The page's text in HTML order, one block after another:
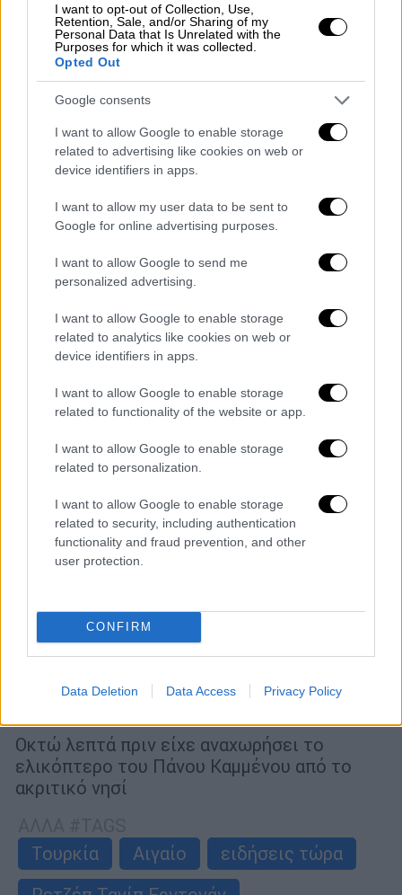
I want to opt-out of Collection, Use,
Retention, Sale, and/or Sharing of my
Personal Data that Is Unrelated with the
Purposes for which it was collected.
Opted Out
Google consents
I want to allow Google to enable storage
related to advertising like cookies on web or
device identifiers in apps.
I want to allow my user data to be sent to
Google for online advertising purposes.
I want to allow Google to send me
personalized advertising.
I want to allow Google to enable storage
related to analytics like cookies on web or
device identifiers in apps.
I want to allow Google to enable storage
related to functionality of the website or app.
I want to allow Google to enable storage
related to personalization.
I want to allow Google to enable storage
related to security, including authentication
functionality and fraud prevention, and other
user protection.
CONFIRM
Data Deletion Data Access Privacy Policy
Ελλάδα|20.12.2018 15:02
Προκαλούν οι Τούρκοι: Συνεχίζονται οι
παραβιάσεις πάνω από τη Μεγίστη
Μετά τις υπερπτήσεις σε Μεγίστη, Ρω,
Οινούσσες και Παναγιά, πραγματοποίησαν εκ
νέου για τρίτη φορά σήμερα υπέρπτηση
Τουρκικά F-16 πραγματοποίησαν
Οκτώ λεπτά πριν είχε αναχωρήσει το
ελικόπτερο του Πάνου Καμμένου από το
ακριτικό νησί
Τουρκία
Αιγαίο
ειδήσεις τώρα